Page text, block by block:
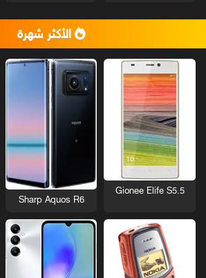
الأكثر شهرة
Gionee Elife S5.5
Sharp Aquos R6